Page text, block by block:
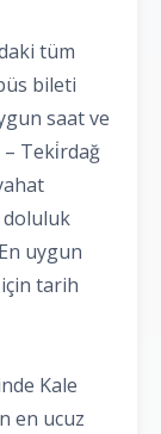
tüm
bileti
saat ve
Teki̇rdağ
uygun
tarih
Kale
en ucuz